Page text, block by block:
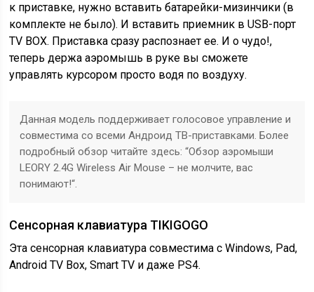
к приставке, нужно вставить батарейки-мизинчики (в
комплекте не было). И вставить приемник в USB-порт
TV BOX. Приставка сразу распознает ее. И о чудо!,
теперь держа аэромышь в руке вы сможете
управлять курсором просто водя по воздуху.
Данная модель поддерживает голосовое управление и
совместима со всеми Андроид ТВ-приставками. Более
подробный обзор читайте здесь: “Обзор аэромыши
LEORY 2.4G Wireless Air Mouse – не молчите, вас
понимают!“.
Сенсорная клавиатура TIKIGOGO
Эта сенсорная клавиатура совместима с Windows, Pad,
Android TV Box, Smart TV и даже PS4.